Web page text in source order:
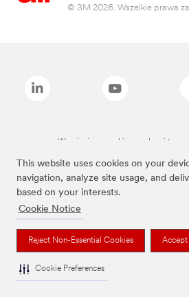
This website uses cookies on your
navigation, analyze site usage, and
based on your interests.
Cookie Notice
Reject Non-Essential Cookies Accept
Cookie Preferences
© 3M 2026. Wszelkie prawa
Wymienione marki są znakami